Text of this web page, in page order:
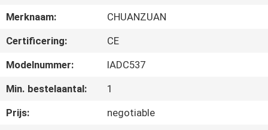
FABRIEKSREIS
KWALITEITSCONTROLE
CONTACTEER
ONS
Merknaam:
CHUANZUAN
Certificering:
CE
Modelnummer:
IADC537
Min. bestelaantal:
1
Prijs:
negotiable